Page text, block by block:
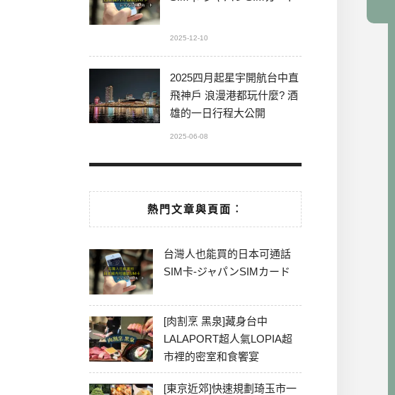
2025-12-10
2025四月起星宇開航台中直
飛神戶 浪漫港都玩什麼? 酒
雄的一日行程大公開
2025-06-08
熱門文章與頁面︰
台灣人也能買的日本可通話
SIM卡-ジャパンSIMカード
[肉割烹 黑泉]藏身台中
LALAPORT超人氣LOPIA超
市裡的密室和食饗宴
[東京近郊]快速規劃琦玉市一